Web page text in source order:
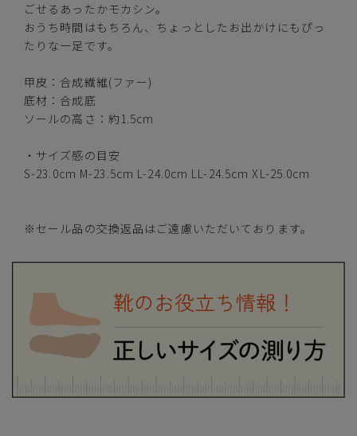
在庫切れ —
在庫切れ
LL(24.5cm)
在庫切れ
XL(25.0cm)
在庫切れ
S(23.0cm)
在庫切れ —
M(23.5cm)
在庫切れ —
L(24.0cm) —
ごせるあったかモカシン。
おうち時間はもちろん、ちょっとしたお出かけにもぴっ
たりな一足です。
甲皮：合成繊維(ファー)
底材：合成底
ソールの高さ：約1.5cm
・サイズ感の目安
S-23.0cm M-23.5cm L-24.0cm LL-24.5cm XL-25.0cm
※セール品の交換返品はご遠慮いただいております。